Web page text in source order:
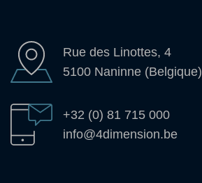
Rue des Linottes, 4
5100 Naninne (Belgique)
+32 (0) 81 715 000
info@4dimension.be